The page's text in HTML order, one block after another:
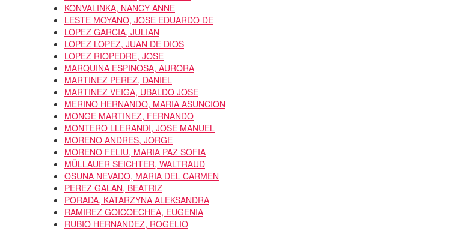
KONVALINKA, NANCY ANNE
LESTE MOYANO, JOSE EDUARDO DE
LOPEZ GARCIA, JULIAN
LOPEZ LOPEZ, JUAN DE DIOS
LOPEZ RIOPEDRE, JOSE
MARQUINA ESPINOSA, AURORA
MARTINEZ PEREZ, DANIEL
MARTINEZ VEIGA, UBALDO JOSE
MERINO HERNANDO, MARIA ASUNCION
MONGE MARTINEZ, FERNANDO
MONTERO LLERANDI, JOSE MANUEL
MORENO ANDRES, JORGE
MORENO FELIU, MARIA PAZ SOFIA
MÜLLAUER SEICHTER, WALTRAUD
OSUNA NEVADO, MARIA DEL CARMEN
PEREZ GALAN, BEATRIZ
PORADA, KATARZYNA ALEKSANDRA
RAMIREZ GOICOECHEA, EUGENIA
RUBIO HERNANDEZ, ROGELIO